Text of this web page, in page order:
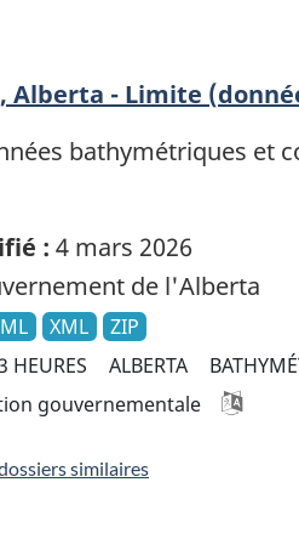
Alberta - Limite
bathymétriques et
: 4 mars 2026
de l'Alberta
XML ZIP
HEURES ALBERTA
gouvernementale
similaires